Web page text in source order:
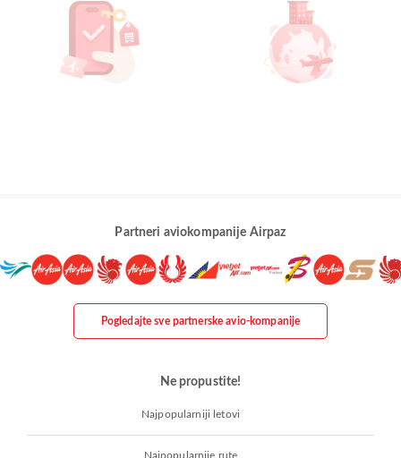
Partneri aviokompanije Airpaz
Pogledajte sve partnerske avio-kompanije
Ne propustite!
Najpopularniji letovi
Najpopularnije rute